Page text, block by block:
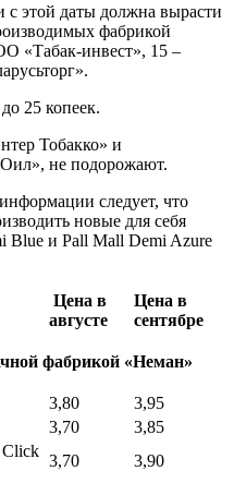
с этой даты должна вырасти
фабрикой
«Табак-инвест», 15 –
25 копеек.
Тобакко» и
не подорожают.
следует, что
новые для себя
Blue и Pall Mall Demi Azure
Цена в
августе
Цена в
сентябре
фабрикой «Неман»
3,80
3,95
3,70
3,85
Click
3,70
3,90